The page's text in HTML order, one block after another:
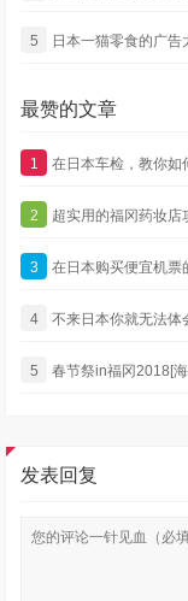
5 日本一猫零食的广
最赞的文章
1 在日本车检，教你如
2 超实用的福冈药妆店
3 在日本购买便宜机票
4 不来日本你就无法体
5 春节祭in福冈2018[
发表回复